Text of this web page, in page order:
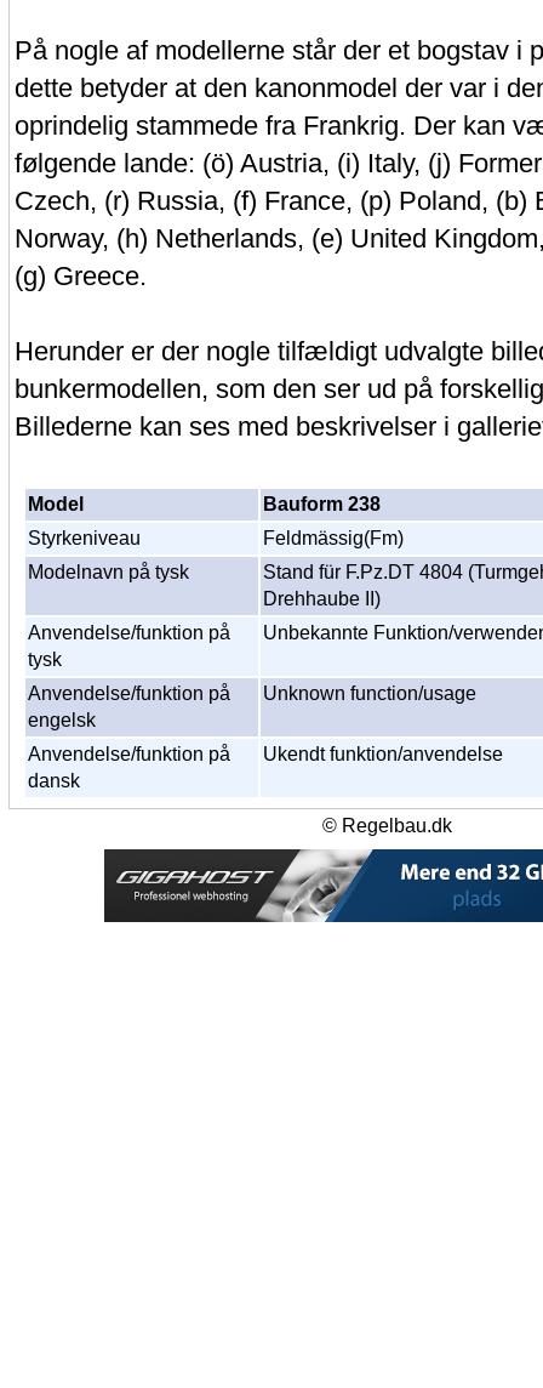
På nogle af modellerne står der et bogstav i
dette betyder at den kanonmodel der var i
oprindelig stammede fra Frankrig. Der kan
følgende lande: (ö) Austria, (i) Italy, (j)
Czech, (r) Russia, (f) France, (p) Poland, (b)
Norway, (h) Netherlands, (e) United
(g) Greece.
Herunder er der nogle tilfældigt udvalgte
bunkermodellen, som den ser ud på
Billederne kan ses med beskrivelser i
Model
Bauform 238
Styrkeniveau
Feldmässig(Fm)
Modelnavn på tysk
Stand für F.Pz.DT 4804
Drehhaube II)
Anvendelse/funktion på
tysk
Unbekannte Funktion/
Anvendelse/funktion på
engelsk
Unknown function/usage
Anvendelse/funktion på
dansk
Ukendt funktion/anvendelse
© Regelbau.dk